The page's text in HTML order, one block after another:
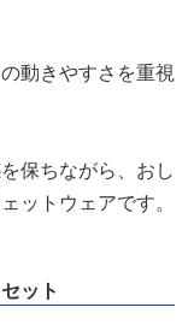
動きやすさを重視
保ちながら、おし
ットウェアです。
ット